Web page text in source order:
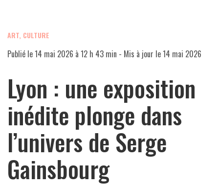
ART, CULTURE
Publié le14 mai 2026 à 12 h 43 min - Mis à jour le14 mai 2026
Lyon : une exposition
inédite plonge dans
l’univers de Serge
Gainsbourg